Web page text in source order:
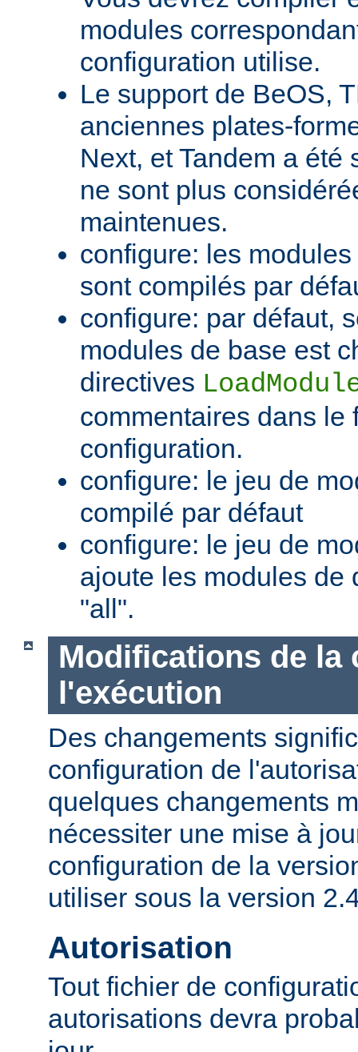
modules
configuration utilise.
Le support de BeOS,
anciennes plates-
Next, et Tandem a été
ne sont plus
maintenues.
configure: les
sont compilés par
configure: par défaut,
modules de base est
directives
commentaires dans le
configuration.
configure: le jeu de
compilé par défaut
configure: le jeu de
ajoute les modules de
"all".
Modifications de la
l'exécution
Des changements
configuration de
quelques changements
nécessiter une mise à
configuration de la
utiliser sous la version
Autorisation
Tout fichier de
autorisations devra